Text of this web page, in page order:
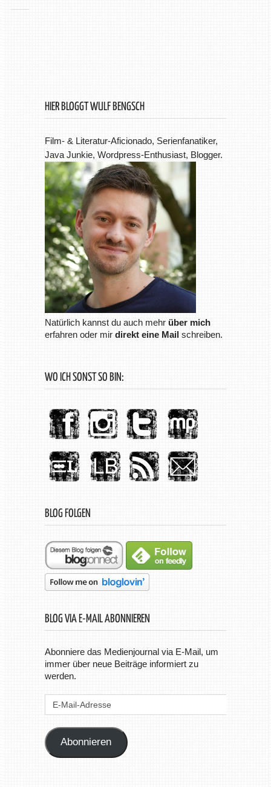
HIER BLOGGT WULF BENGSCH
Film- & Literatur-Aficionado, Serienfanatiker,
Java Junkie, Wordpress-Enthusiast, Blogger.
Natürlich kannst du auch mehr über mich
erfahren oder mir direkt eine Mailschreiben.
WO ICH SONST SO BIN:
BLOG FOLGEN
BLOG VIA E-MAIL ABONNIEREN
Abonniere das Medienjournal via E-Mail, um
immer über neue Beiträge informiert zu
werden.
Abonnieren